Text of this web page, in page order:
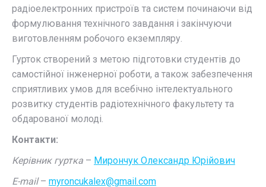
радіоелектронних пристроїв та систем починаючи від
формулювання технічного завдання і закінчуючи
виготовленням робочого екземпляру.
Гурток створений з метою підготовки студентів до
самостійної інженерної роботи, а також забезпечення
сприятливих умов для всебічно інтелектуального
розвитку студентів радіотехнічного факультету та
обдарованої молоді.
Контакти:
Керівник гуртка – Мирончук Олександр Юрійович
E-mail– myroncukalex@gmail.com